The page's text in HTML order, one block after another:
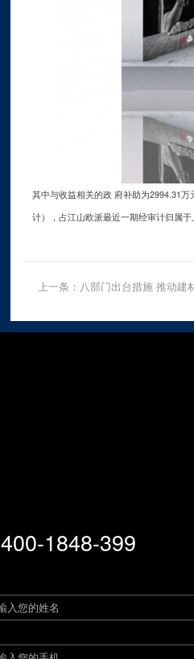
其中与收益相关的政 府补助为2994.31
计），占江山欧派最近一期经审计归属于
上一条： 八部门出台措施 推动建
400-1848-399